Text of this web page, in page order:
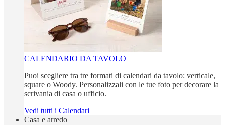
CALENDARIO DA TAVOLO
Puoi scegliere tra tre formati di calendari da tavolo: verticale,
square o Woody. Personalizzali con le tue foto per decorare la
scrivania di casa o ufficio.
Vedi tutti i Calendari
Casa e arredo